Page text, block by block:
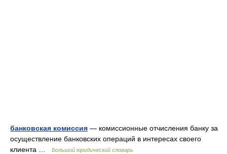
банковская комиссия — комиссионные отчисления банку за
осуществление банковских операций в интересах своего
клиента …
Большой юридический словарь